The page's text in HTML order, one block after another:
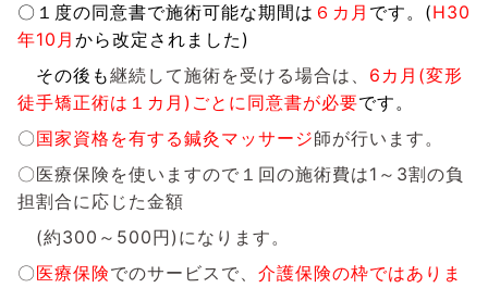
〇１度の同意書で施術可能な期間は ６カ月 です。(H30
年10月 から改定されました)
その後も継続して施術を受ける場合は、 6 カ月(変形
徒手矯正術は１カ月)ごとに同意書が必要です。
〇国家資格を有する鍼灸マッサージ師が行います。
〇医療保険を使いますので１回の施術費は1～3割の負
担割合に応じた金額
(約300～500円)になります。
〇医療保険でのサービスで、 介護保険の枠ではありま